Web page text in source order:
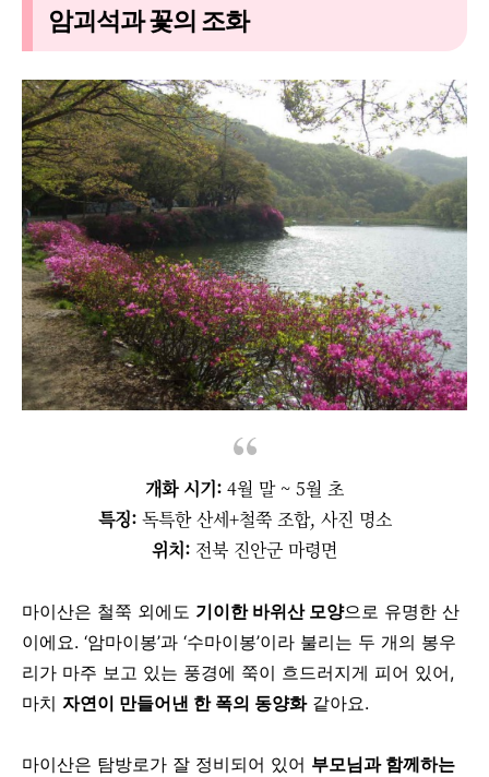
암괴석과 꽃의 조화
개화 시기: 4월 말 ~ 5월 초
특징:독특한 산세+철쭉 조합, 사진 명소
위치: 전북 진안군 마령면
마이산은 철쭉 외에도 기이한 바위산 모양으로 유명한 산
이에요. ‘암마이봉’과 ‘수마이봉’이라 불리는 두 개의 봉우
리가 마주 보고 있는 풍경에 쭉이 흐드러지게 피어 있어,
마치 자연이 만들어낸 한 폭의 동양화같아요.
마이산은 탐방로가 잘 정비되어 있어 부모님과 함께하는